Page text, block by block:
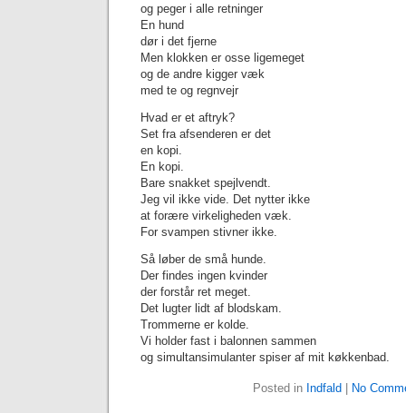
og peger i alle retninger
En hund
dør i det fjerne
Men klokken er osse ligemeget
og de andre kigger væk
med te og regnvejr
Hvad er et aftryk?
Set fra afsenderen er det
en kopi.
En kopi.
Bare snakket spejlvendt.
Jeg vil ikke vide. Det nytter ikke
at forære virkeligheden væk.
For svampen stivner ikke.
Så løber de små hunde.
Der findes ingen kvinder
der forstår ret meget.
Det lugter lidt af blodskam.
Trommerne er kolde.
Vi holder fast i balonnen sammen
og simultansimulanter spiser af mit køkkenbad.
Posted in Indfald No